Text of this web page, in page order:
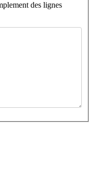
des lignes